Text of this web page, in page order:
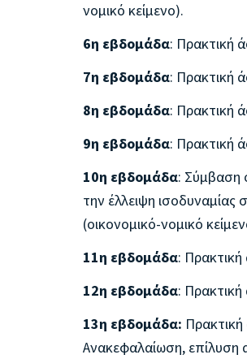
νομικό κείμενο).
6η εβδομάδα: Πρακτική
7η εβδομάδα: Πρακτική
8η εβδομάδα: Πρακτική
9η εβδομάδα: Πρακτική
10η εβδομάδα: Σύμβαση
την έλλειψη ισοδυναμίας
(οικονομικό-νομικό
11η εβδομάδα:
12η εβδομάδα:
13η εβδομάδα:
Ανακεφαλαίωση, επίλυση